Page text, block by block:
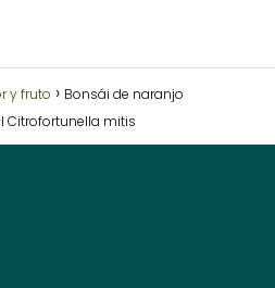
y fruto
Bonsái de naranjo
Citrofortunella mitis